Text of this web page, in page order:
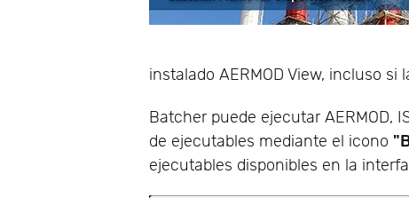
instalado AERMOD View, incluso
Batcher puede ejecutar AERMOD,
de ejecutables mediante el icono
ejecutables disponibles en la